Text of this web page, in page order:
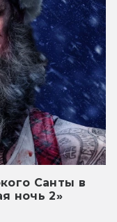
Санты в
ночь 2»